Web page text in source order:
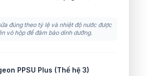
đúng theo tỷ lệ và nhiệt độ nước được
vỏ hộp để đảm bảo dinh dưỡng.
PPSU Plus (Thế hệ 3)